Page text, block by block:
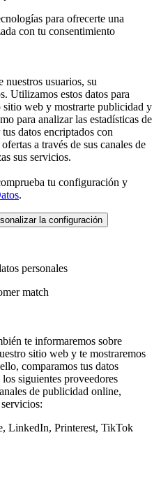
para ofrecerte una
con tu consentimiento
nuestros usuarios, su
Utilizamos estos datos para
sitio web y mostrarte publicidad y
para analizar las estadísticas de
datos encriptados con
a través de sus canales de
sus servicios.
tu configuración y
.
la configuración
personales
match
te informaremos sobre
sitio web y te mostraremos
comparamos tus datos
siguientes proveedores
de publicidad online,
LinkedIn, Printerest, TikTok